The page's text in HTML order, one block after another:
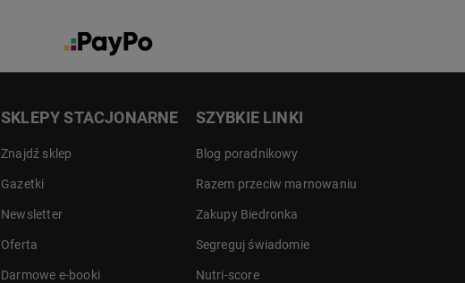
SKLEPY STACJONARNE
Znajdź sklep
Gazetki
Newsletter
Oferta
Darmowe e-booki
SZYBKIE LINKI
Blog poradnikowy
Razem przeciw marnowaniu
Zakupy Biedronka
Segreguj świadomie
Nutri-score